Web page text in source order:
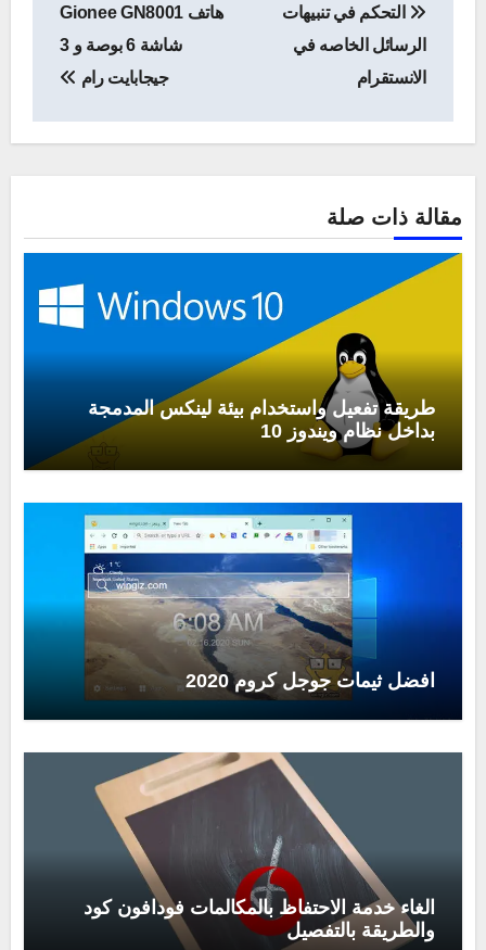
المقالات
التحكم في تنبيهات
الرسائل الخاصه في
الانستقرام
هاتف Gionee GN8001
شاشة 6 بوصة و 3
جيجابايت رام
مقالة ذات صلة
طريقة تفعيل واستخدام بيئة لينكس المدمجة
بداخل نظام ويندوز 10
افضل ثيمات جوجل كروم 2020
الغاء خدمة الاحتفاظ بالمكالمات فودافون كود
والطريقة بالتفصيل